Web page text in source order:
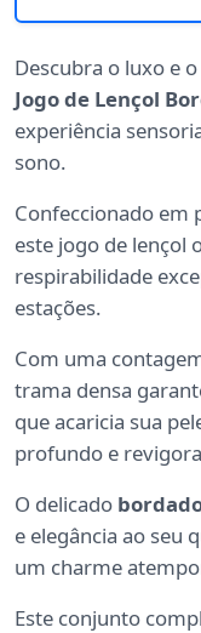
Descubra o luxo e
Jogo de Lençol
experiência
sono.
Confeccionado em
este jogo de lençol
respirabilidade
estações.
Com uma
trama densa
que acaricia sua
profundo e
O delicado
e elegância ao seu
um charme
Este conjunto